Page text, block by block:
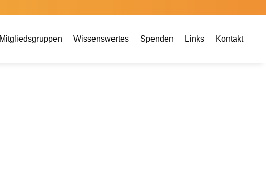
Mitgliedsgruppen Wissenswertes Spenden Links Kontakt